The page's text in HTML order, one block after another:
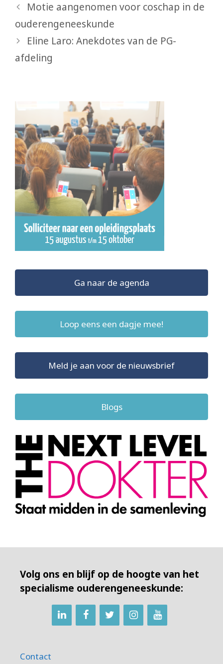
Motie aangenomen voor coschap in de
ouderengeneeskunde
Eline Laro: Anekdotes van de PG-
afdeling
Ga naar de agenda
Loop eens een dagje mee!
Meld je aan voor de nieuwsbrief
Blogs
Volg ons en blijf op de hoogte van het
specialisme ouderengeneeskunde:
Contact